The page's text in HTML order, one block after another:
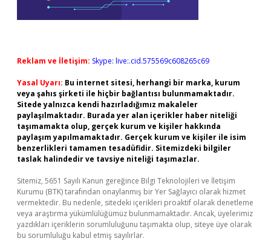
Reklam ve İletişim: Skype: live:.cid.575569c608265c69
Yasal Uyarı: Bu internet sitesi, herhangi bir marka, kurum
veya şahıs şirketi ile hiçbir bağlantısı bulunmamaktadır.
Sitede yalnızca kendi hazırladığımız makaleler
paylaşılmaktadır. Burada yer alan içerikler haber niteliği
taşımamakta olup, gerçek kurum ve kişiler hakkında
paylaşım yapılmamaktadır. Gerçek kurum ve kişiler ile isim
benzerlikleri tamamen tesadüfidir. Sitemizdeki bilgiler
taslak halindedir ve tavsiye niteliği taşımazlar.
Sitemiz, 5651 Sayılı Kanun gereğince Bilgi Teknolojileri ve İletişim
Kurumu (BTK) tarafından onaylanmış bir Yer Sağlayıcı olarak hizmet
vermektedir. Bu nedenle, sitedeki içerikleri proaktif olarak denetleme
veya araştırma yükümlülüğümüz bulunmamaktadır. Ancak, üyelerimiz
yazdıkları içeriklerin sorumluluğunu taşımakta olup, siteye üye olarak
bu sorumluluğu kabul etmiş sayılırlar.